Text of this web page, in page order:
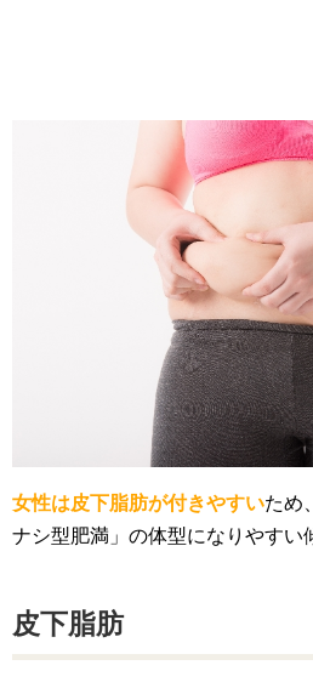
女性は皮下脂肪が付きやすいため
ナシ型肥満」の体型になりやすい
皮下脂肪